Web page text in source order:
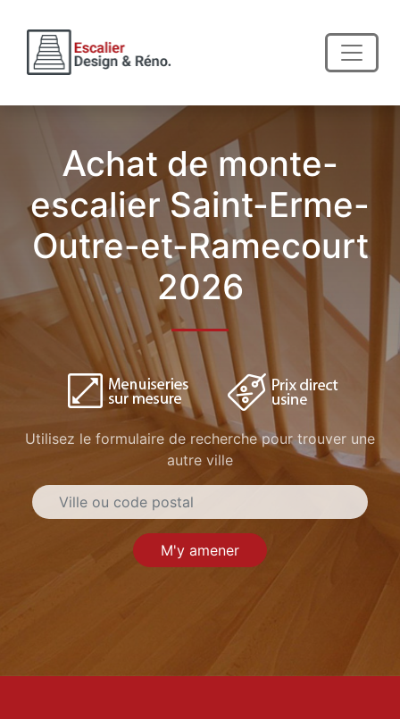
Achat de monte-
escalier Saint-Erme-
Outre-et-Ramecourt
2026
Utilisez le formulaire de recherche pour trouver une
autre ville
M'y amener